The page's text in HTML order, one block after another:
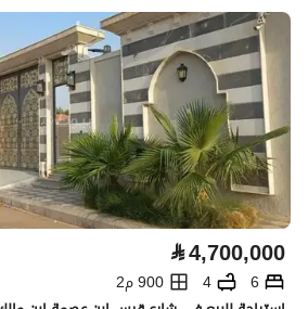
⃁4,700,000
6
4
900 م2